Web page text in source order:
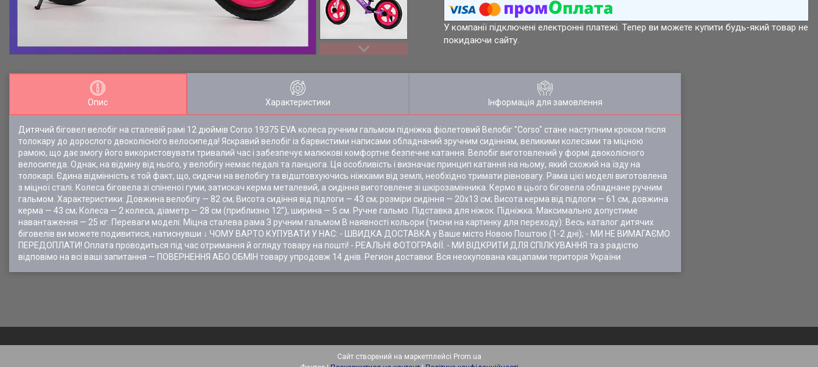
У компанії підключені електронні платежі. Тепер ви можете купити будь-який товар не
покидаючи сайту.
Опис Характеристики Інформація для замовлення
Дитячий біговел велобіг на сталевій рамі 12 дюймів Corso 19375 EVA колеса ручним гальмом підніжка фіолетовий Велобіг "Corso" стане наступним кроком після
толокару до дорослого двоколісного велосипеда! Яскравий велобіг із барвистими написами обладнаний зручним сидінням, великими колесами та міцною
рамою, що дає змогу його використовувати тривалий час і забезпечує малюкові комфортне безпечне катання. Велобіг виготовлений у формі двоколісного
велосипеда. Однак, на відміну від нього, у велобігу немає педалі та ланцюга. Ця особливість і визначає принцип катання на ньому, який схожий на їзду на
толокарі. Єдина відмінність є той факт, що, сидячи на велобігу та відштовхуючись ніжками від землі, необхідно тримати рівновагу. Рама цієї моделі виготовлена
з міцної сталі. Колеса біговела зі спіненої гуми, затискач керма металевий, а сидіння виготовлене зі шкірозамінника. Кермо в цього біговела обладнане ручним
гальмом. Характеристики: Довжина велобігу — 82 см; Висота сидіння від підлоги — 43 см; розміри сидіння — 20х13 см; Висота керма від підлоги — 61 см, довжина
керма — 43 см; Колеса — 2 колеса, діаметр — 28 см (приблизно 12”), ширина — 5 см. Ручне гальмо. Підставка для ніжок. Підніжка. Максимально допустиме
навантаження — 25 кг. Переваги моделі: Міцна сталева рама З ручним гальмом В наявності кольори (тисни на картинку для переходу): Весь каталог дитячих
біговелів ви можете подивитися, натиснувши ↓ ЧОМУ ВАРТО КУПУВАТИ У НАС: - ШВИДКА ДОСТАВКА у Ваше місто Новою Поштою (1-2 дні); - МИ НЕ ВИМАГАЄМО
ПЕРЕДОПЛАТИ! Оплата проводиться під час отримання й огляду товару на пошті! - РЕАЛЬНІ ФОТОГРАФІЇ. - МИ ВІДКРИТИ ДЛЯ СПІЛКУВАННЯ та з радістю
відповімо на всі ваші запитання — ПОВЕРНЕННЯ АБО ОБМІН товару упродовж 14 днів. Регион доставки: Вся неокупована кацапами територія України
Сайт створений на маркетплейсі Prom.ua